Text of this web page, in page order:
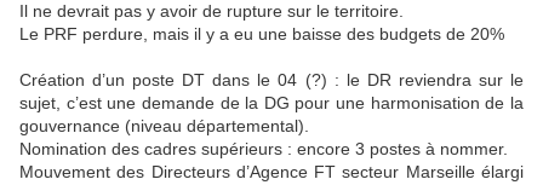
Il ne devrait pas y avoir de rupture sur le territoire.
Le PRF perdure, mais il y a eu une baisse des budgets de 20%
Création d’un poste DT dans le 04 (?) : le DR reviendra sur le
sujet, c’est une demande de la DG pour une harmonisation de la
gouvernance (niveau départemental).
Nomination des cadres supérieurs : encore 3 postes à nommer.
Mouvement des Directeurs d’Agence FT secteur Marseille élargi